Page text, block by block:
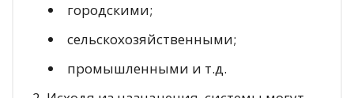
городскими;
сельскохозяйственными;
промышленными и т.д.